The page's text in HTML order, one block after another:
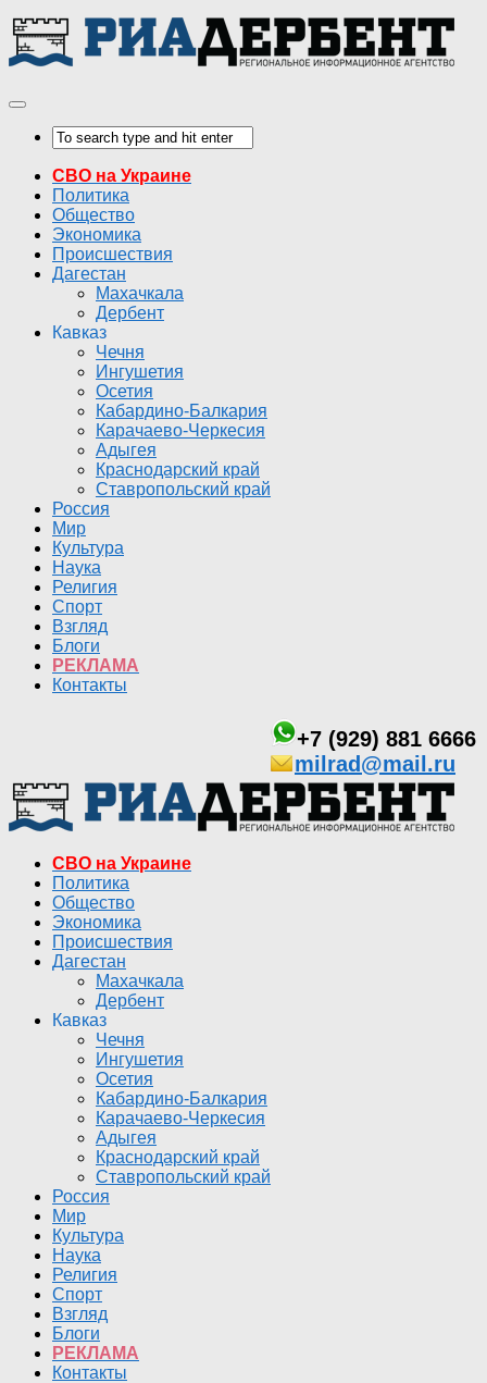
СВО на Украине
Политика
Общество
Экономика
Происшествия
Дагестан
Махачкала
Дербент
Кавказ
Чечня
Ингушетия
Осетия
Кабардино-Балкария
Карачаево-Черкесия
Адыгея
Краснодарский край
Ставропольский край
Россия
Мир
Культура
Наука
Религия
Спорт
Взгляд
Блоги
РЕКЛАМА
Контакты
+7 (929) 881 6666
milrad@mail.ru
СВО на Украине
Политика
Общество
Экономика
Происшествия
Дагестан
Махачкала
Дербент
Кавказ
Чечня
Ингушетия
Осетия
Кабардино-Балкария
Карачаево-Черкесия
Адыгея
Краснодарский край
Ставропольский край
Россия
Мир
Культура
Наука
Религия
Спорт
Взгляд
Блоги
РЕКЛАМА
Контакты